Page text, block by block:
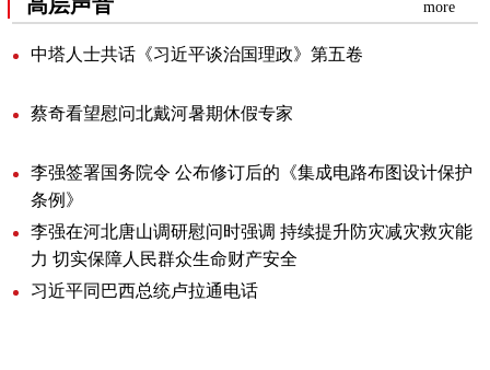
more
中塔人士共话《习近平谈治国理政》第五卷
蔡奇看望慰问北戴河暑期休假专家
李强签署国务院令公布修订后的《集成电路布图设计保护
条例》
李强在河北唐山调研慰问时强调持续提升防灾减灾救灾能
力切实保障人民群众生命财产安全
习近平同巴西总统卢拉通电话